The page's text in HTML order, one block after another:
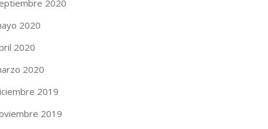
2020
2020
2020
2020
2019
2019